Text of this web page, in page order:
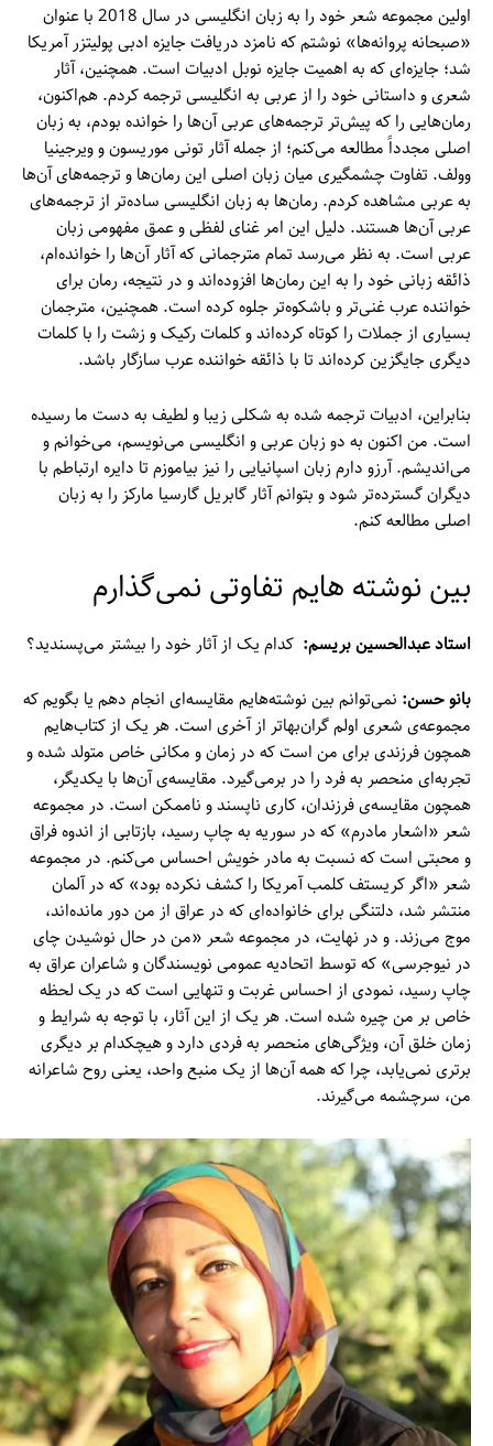
اولین مجموعه شعر خود را به زبان انگلیسی در سال 2018 با عنوان
«صبحانه پروانه‌ها» نوشتم که نامزد دریافت جایزه ادبی پولیتزر آمریکا
شد؛ جایزه‌ای که به اهمیت جایزه نوبل ادبیات است. همچنین، آثار
شعری و داستانی خود را از عربی به انگلیسی ترجمه کردم. هم‌اکنون،
رمان‌هایی را که پیش‌تر ترجمه‌های عربی آن‌ها را خوانده بودم، به زبان
اصلی مجدداً مطالعه می‌کنم؛ از جمله آثار تونی موریسون و ویرجینیا
وولف. تفاوت چشمگیری میان زبان اصلی این رمان‌ها و ترجمه‌های آن‌ها
به عربی مشاهده کردم. رمان‌ها به زبان انگلیسی ساده‌تر از ترجمه‌های
عربی آن‌ها هستند. دلیل این امر غنای لفظی و عمق مفهومی زبان
عربی است. به نظر می‌رسد تمام مترجمانی که آثار آن‌ها را خوانده‌ام،
ذائقه زبانی خود را به این رمان‌ها افزوده‌اند و در نتیجه، رمان برای
خواننده عرب غنی‌تر و باشکوه‌تر جلوه کرده است. همچنین، مترجمان
بسیاری از جملات را کوتاه کرده‌اند و کلمات رکیک و زشت را با کلمات
دیگری جایگزین کرده‌اند تا با ذائقه خواننده عرب سازگار باشد.
بنابراین، ادبیات ترجمه شده به شکلی زیبا و لطیف به دست ما رسیده
است. من اکنون به دو زبان عربی و انگلیسی می‌نویسم، می‌خوانم و
می‌اندیشم. آرزو دارم زبان اسپانیایی را نیز بیاموزم تا دایره ارتباطم با
دیگران گسترده‌تر شود و بتوانم آثار گابریل گارسیا مارکز را به زبان
اصلی مطالعه کنم.
بین نوشته هایم تفاوتی نمی‌گذارم
استاد عبدالحسین بریسم: کدام یک از آثار خود را بیشتر می‌پسندید؟
بانو حسن: نمی‌توانم بین نوشته‌هایم مقایسه‌ای انجام دهم یا بگویم که
مجموعه‌ی شعری اولم گران‌بهاتر از آخری است. هر یک از کتاب‌هایم
همچون فرزندی برای من است که در زمان و مکانی خاص متولد شده و
تجربه‌ای منحصر به فرد را در برمی‌گیرد. مقایسه‌ی آن‌ها با یکدیگر،
همچون مقایسه‌ی فرزندان، کاری ناپسند و ناممکن است. در مجموعه
شعر «اشعار مادرم» که در سوریه به چاپ رسید، بازتابی از اندوه فراق
و محبتی است که نسبت به مادر خویش احساس می‌کنم. در مجموعه
شعر «اگر کریستف کلمب آمریکا را کشف نکرده بود» که در آلمان
منتشر شد، دلتنگی برای خانواده‌ای که در عراق از من دور مانده‌اند،
موج می‌زند. و در نهایت، در مجموعه شعر «من در حال نوشیدن چای
در نیوجرسی» که توسط اتحادیه عمومی نویسندگان و شاعران عراق به
چاپ رسید، نمودی از احساس غربت و تنهایی است که در یک لحظه
خاص بر من چیره شده است. هر یک از این آثار، با توجه به شرایط و
زمان خلق آن، ویژگی‌های منحصر به فردی دارد و هیچکدام بر دیگری
برتری نمی‌یابد، چرا که همه آن‌ها از یک منبع واحد، یعنی روح شاعرانه
من، سرچشمه می‌گیرند.